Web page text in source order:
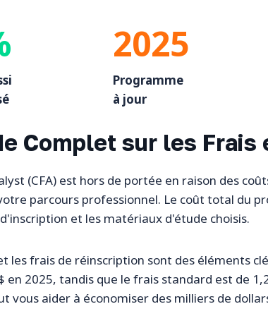
2025
Programme
à jour
Complet sur les Frais
(CFA) est hors de portée en raison des
parcours professionnel. Le coût total du
et les matériaux d'étude choisis.
frais de réinscription sont des éléments
2025, tandis que le frais standard est de
aider à économiser des milliers de